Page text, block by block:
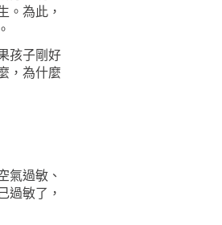
。為此，
孩子剛好
，為什麼
氣過敏、
過敏了，